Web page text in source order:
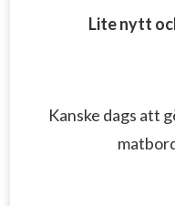
Lite nytt
Kanske dags att